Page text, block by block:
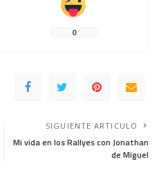
0
SIGUIENTE ARTICULO
Mi vida en los Rallyes con Jonathan
de Miguel